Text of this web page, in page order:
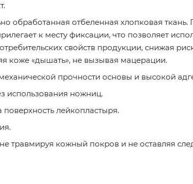
обработанная отбеленная хлопковая ткань.
к месту фиксации, что позволяет
свойств продукции, снижая
коже «дышать», не вызывая мацерации.
прочности основы и высокой
использования ножниц.
лейкопластыря.
травмируя кожный покров и не оставляя